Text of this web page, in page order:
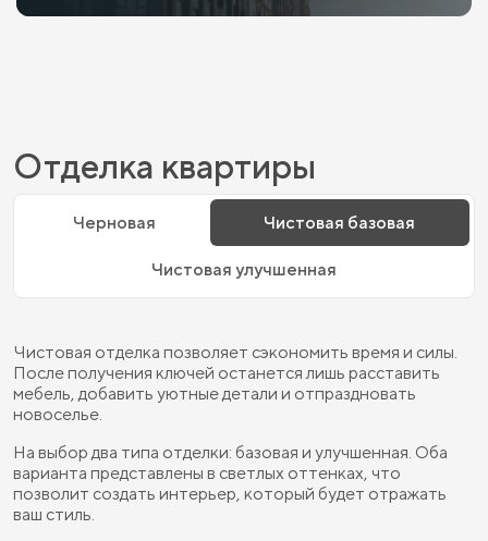
Отделка квартиры
Черновая Чистовая базовая
Чистовая улучшенная
Чистовая отделка позволяет сэкономить время и силы.
После получения ключей останется лишь расставить
мебель, добавить уютные детали и отпраздновать
новоселье.
На выбор два типа отделки: базовая и улучшенная. Оба
варианта представлены в светлых оттенках, что
позволит создать интерьер, который будет отражать
ваш стиль.